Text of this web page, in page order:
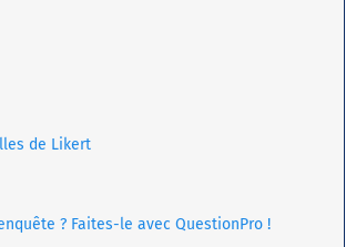
de Likert
? Faites-le avec QuestionPro !